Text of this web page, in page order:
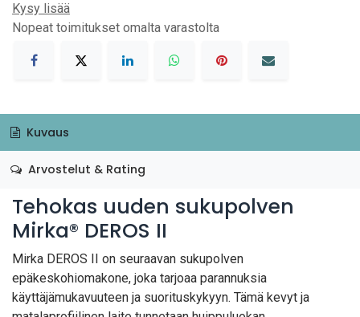
Kysy lisää
Nopeat toimitukset omalta varastolta
Kuvaus
Arvostelut & Rating
Tehokas uuden sukupolven
Mirka® DEROS II
Mirka DEROS II on seuraavan sukupolven
epäkeskohiomakone, joka tarjoaa parannuksia
käyttäjämukavuuteen ja suorituskykyyn. Tämä kevyt ja